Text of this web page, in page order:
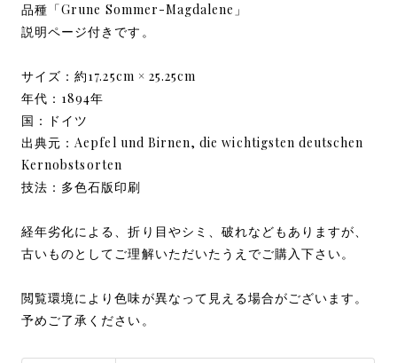
品種「Grune Sommer-Magdalene」
説明ページ付きです。
サイズ：約17.25cm × 25.25cm
年代：1894年
国：ドイツ
出典元：Aepfel und Birnen, die wichtigsten deutschen
Kernobstsorten
技法：多色石版印刷
経年劣化による、折り目やシミ、破れなどもありますが、
古いものとしてご理解いただいたうえでご購入下さい。
閲覧環境により色味が異なって見える場合がございます。
予めご了承ください。